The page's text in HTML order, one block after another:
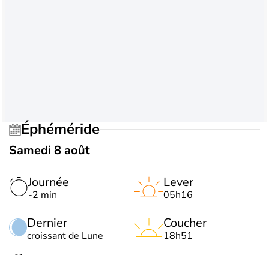
Éphéméride
Samedi 8 août
Journée
-2 min
Dernier
croissant de Lune
Lever
05h16
Coucher
18h51